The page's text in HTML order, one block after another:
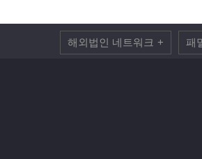
해외법인 네트워크 + 패